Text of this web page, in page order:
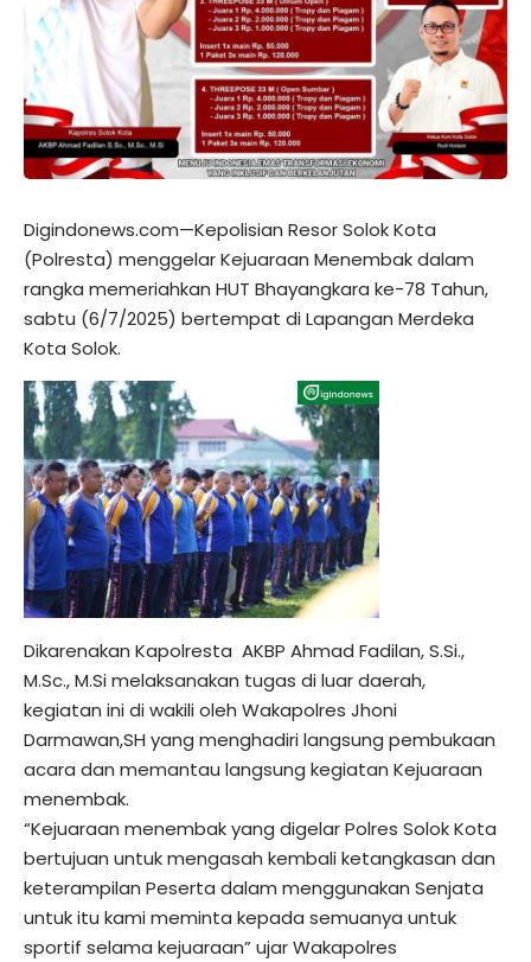
Digindonews.com—Kepolisian Resor Solok Kota
(Polresta) menggelar Kejuaraan Menembak dalam
rangka memeriahkan HUT Bhayangkara ke-78 Tahun,
sabtu (6/7/2025) bertempat di Lapangan Merdeka
Kota Solok.
Dikarenakan Kapolresta AKBP Ahmad Fadilan, S.Si.,
M.Sc., M.Si melaksanakan tugas di luar daerah,
kegiatan ini di wakili oleh Wakapolres Jhoni
Darmawan,SH yang menghadiri langsung pembukaan
acara dan memantau langsung kegiatan Kejuaraan
menembak.
“Kejuaraan menembak yang digelar Polres Solok Kota
bertujuan untuk mengasah kembali ketangkasan dan
keterampilan Peserta dalam menggunakan Senjata
untuk itu kami meminta kepada semuanya untuk
sportif selama kejuaraan” ujar Wakapolres